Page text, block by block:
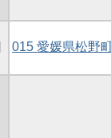
015 愛媛県松野